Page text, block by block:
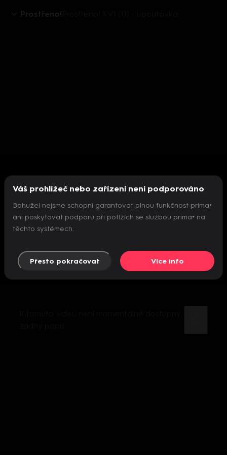
Prostřeno!
Nepodařilo se inicializovat přehrávač
Váš prohlížeč nebo zařízení není podporováno
Bohužel nejsme schopni garantovat plnou funkčnost prima+
ani poskytovat podporu při potížích se službou prima+ na
těchto systémech.
Přesto pokračovat Více info